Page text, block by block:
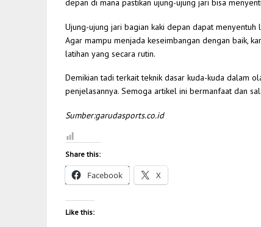
depan di mana pastikan ujung-ujung jari bisa
Ujung-ujung jari bagian kaki depan dapat
Agar mampu menjada keseimbangan dengan baik,
latihan yang secara rutin.
Demikian tadi terkait teknik dasar kuda-kuda dalam
penjelasannya. Semoga artikel ini bermanfaat dan
Sumber:garudasports.co.id
Share this:
Facebook X
Like this: